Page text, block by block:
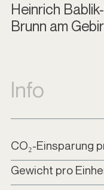
Heinrich
Brunn am
Info
CO₂-Einsparung
Gewicht pro